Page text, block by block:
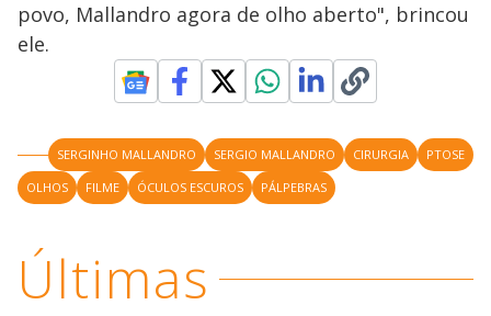
povo, Mallandro agora de olho aberto", brincou
ele.
SERGINHO MALLANDRO SERGIO MALLANDRO CIRURGIA
PTOSE
OLHOS
FILME ÓCULOS ESCUROS PÁLPEBRAS
Últimas